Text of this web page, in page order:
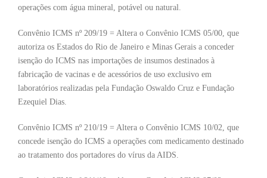
operações com água mineral, potável ou natural.
Convênio ICMS nº 209/19 = Altera o Convênio ICMS 05/00, que
autoriza os Estados do Rio de Janeiro e Minas Gerais a conceder
isenção do ICMS nas importações de insumos destinados à
fabricação de vacinas e de acessórios de uso exclusivo em
laboratórios realizadas pela Fundação Oswaldo Cruz e Fundação
Ezequiel Dias.
Convênio ICMS nº 210/19 = Altera o Convênio ICMS 10/02, que
concede isenção do ICMS a operações com medicamento destinado
ao tratamento dos portadores do vírus da AIDS.